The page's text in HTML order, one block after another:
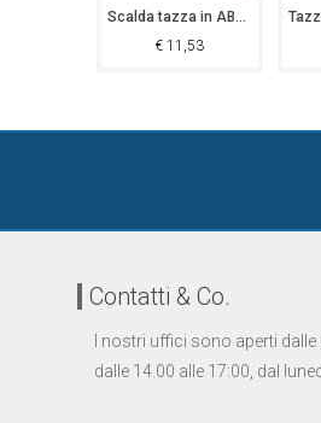
Scalda tazza in ABS Winsen
€ 11,53
Contatti & Co.
I nostri uffici sono aperti dalle
dalle 14.00 alle 17:00, dal